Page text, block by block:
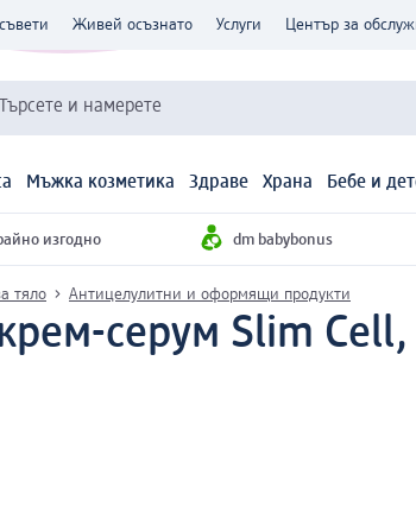
Живей осъзнато Услуги Център за
Търсете и намерете
Мъжка козметика Здраве Храна Бебе и
изгодно dm babybonus
тяло Антицелулитни и оформящи продукти
серум Slim